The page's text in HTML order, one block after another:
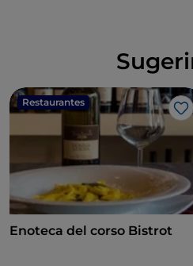
Restaurantes
Enoteca del corso Bistrot